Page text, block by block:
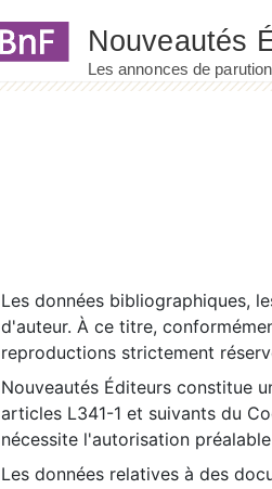
Les données bibliographiques,
d'auteur. À ce titre,
reproductions strictement
Nouveautés Éditeurs constitue
articles L341-1 et suivants du
nécessite l'autorisation préalable
Les données relatives à des